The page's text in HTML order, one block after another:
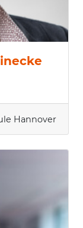
Hannover